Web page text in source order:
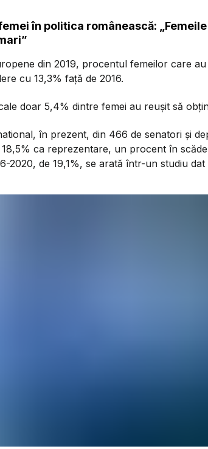
în politica românească:
din 2019, procentul femeilor care
cu 13,3% față de 2016.
doar 5,4% dintre femei au reușit să
în prezent, din 466 de senatori și
18,5% ca reprezentare, un procent în
2020, de 19,1%, se arată într-un studiu